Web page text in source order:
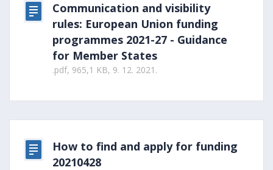
Communication and visibility
rules: European Union funding
programmes 2021-27 - Guidance
for Member States
.pdf, 965,1 KB, 9. 12. 2021.
How to find and apply for funding
20210428